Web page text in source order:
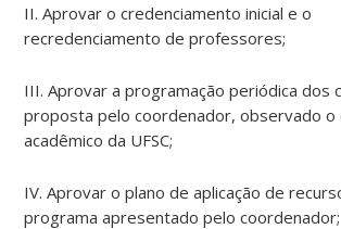
II. Aprovar o credenciamento inicial e o
recredenciamento de professores;
III. Aprovar a programação periódica dos
proposta pelo coordenador, observado o
acadêmico da UFSC;
IV. Aprovar o plano de aplicação de
programa apresentado pelo coordenador;